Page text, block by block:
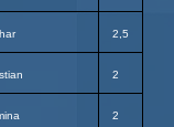
2,5
2
2